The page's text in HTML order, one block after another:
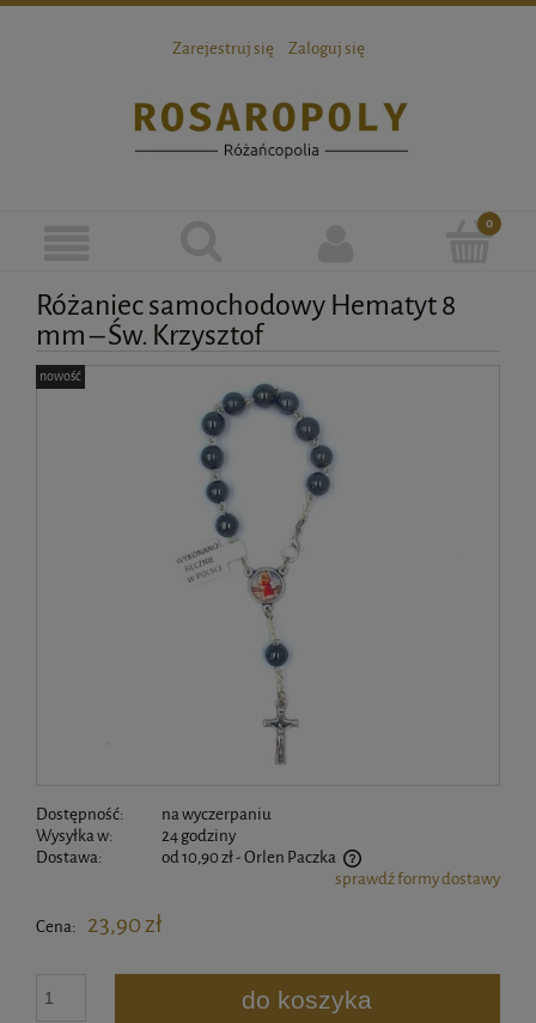
Zarejestruj się Zaloguj się
Różaniec samochodowy Hematyt 8
mm – Św. Krzysztof
nowość
Dostępność:
na wyczerpaniu
Wysyłka w:
24 godziny
Dostawa:
od 10,90 zł- Orlen Paczka
Cena nie zawiera ewentualnych kosztów płatnościsprawdź formy dostawy
Cena: 23,90 zł
do koszyka